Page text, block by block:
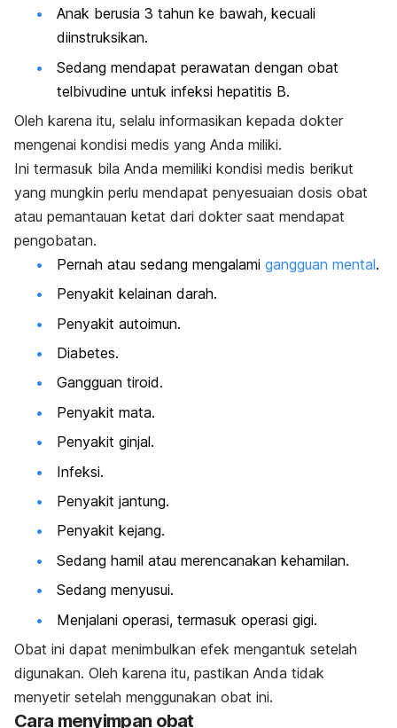
Anak berusia 3 tahun ke bawah, kecuali
diinstruksikan.
Sedang mendapat perawatan dengan obat
telbivudine untuk infeksi hepatitis B.
Oleh karena itu, selalu informasikan kepada dokter
mengenai kondisi medis yang Anda miliki.
Ini termasuk bila Anda memiliki kondisi medis berikut
yang mungkin perlu mendapat penyesuaian dosis obat
atau pemantauan ketat dari dokter saat mendapat
pengobatan.
Pernah atau sedang mengalami gangguan mental.
Penyakit kelainan darah.
Penyakit autoimun.
Diabetes.
Gangguan tiroid.
Penyakit mata.
Penyakit ginjal.
Infeksi.
Penyakit jantung.
Penyakit kejang.
Sedang hamil atau merencanakan kehamilan.
Sedang menyusui.
Menjalani operasi, termasuk operasi gigi.
Obat ini dapat menimbulkan efek mengantuk setelah
digunakan. Oleh karena itu, pastikan Anda tidak
menyetir setelah menggunakan obat ini.
Cara menyimpan obat